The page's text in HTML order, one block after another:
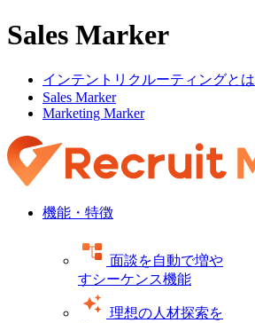
Sales Marker
インテントリクルーティングとは
Sales Marker
Marketing Marker
機能・特徴
面談を自動で増や
すシーケンス機能
理想の人材探索を